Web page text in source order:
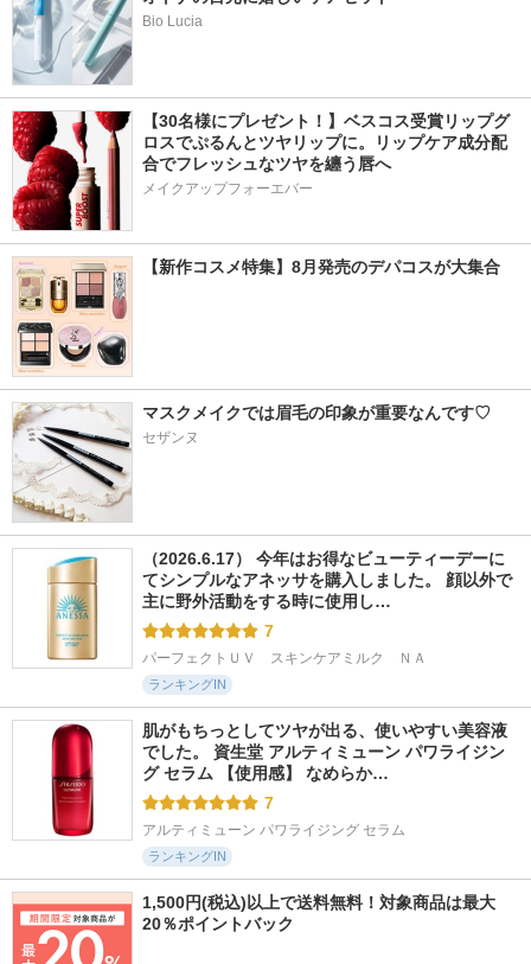
Bio Lucia
【30名様にプレゼント！】ベスコス受賞リップグ
ロスでぷるんとツヤリップに。リップケア成分配
合でフレッシュなツヤを纏う唇へ
メイクアップフォーエバー
【新作コスメ特集】8月発売のデパコスが大集合
マスクメイクでは眉毛の印象が重要なんです♡
セザンヌ
（2026.6.17） 今年はお得なビューティーデーに
てシンプルなアネッサを購入しました。 顔以外で
主に野外活動をする時に使用し…
7
パーフェクトＵＶ　スキンケアミルク　ＮＡ
ランキングIN
肌がもちっとしてツヤが出る、使いやすい美容液
でした。 資生堂 アルティミューン パワライジン
グ セラム 【使用感】 なめらか…
7
アルティミューン パワライジング セラム
ランキングIN
1,500円(税込)以上で送料無料！対象商品は最大
20％ポイントバック